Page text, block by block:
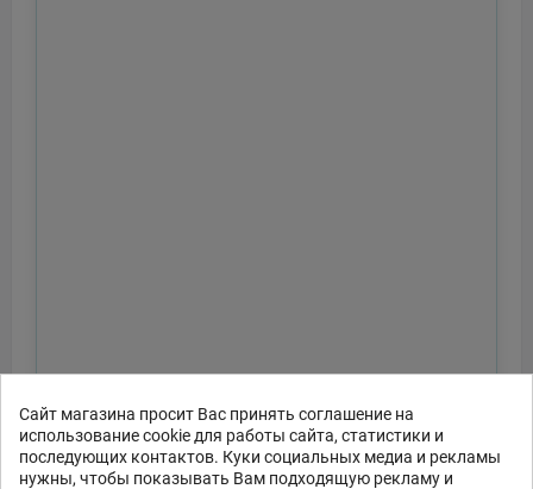
Сайт магазина просит Вас принять соглашение на
использование cookie для работы сайта, статистики и
последующих контактов. Куки социальных медиа и рекламы
нужны, чтобы показывать Вам подходящую рекламу и
Отправить